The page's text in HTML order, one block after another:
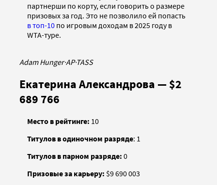
партнерши по корту, если говорить о размере
призовых за год. Это не позволило ей попасть
в топ-10 по игровым доходам в 2025 году в
WTA-туре.
Adam Hunger·AP·TASS
Екатерина Александрова — $2
689 766
Место в рейтинге: 10
Титулов в одиночном разряде: 1
Титулов в парном разряде: 0
Призовые за карьеру: $9 690 003